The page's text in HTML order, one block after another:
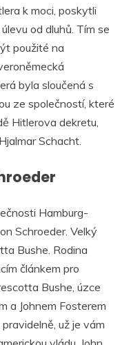
k moci, poskytli
od dluhů. Tím se
použité na
byla sloučená s
ze společností, které
Hitlerova dekretu,
Schacht.
Hamburg-
Schroeder. Velký
Bushe. Rodina
článkem pro
Bushe, úzce
a Johnem Fosterem
už je vám